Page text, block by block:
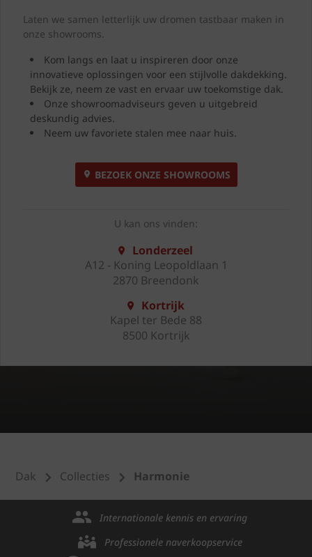
Laten we samen letterlijk uw dromen tastbaar maken in
onze showrooms.
Kom langs en laat u inspireren door onze
innovatieve oplossingen voor een stijlvolle dakdekking.
Bekijk ze, neem ze vast en ervaar uw toekomstige dak.
Onze showroomadviseurs geven u uitgebreid
deskundig advies.
Neem uw favoriete stalen mee naar huis.
BEZOEK ONZE SHOWROOMS
U kan ons vinden:
Londerzeel
A12 - Koning Leopoldlaan 1
2870 Breendonk
Kortrijk
Kapel ter Bede 88
8500 Kortrijk
Dak Collecties Harmonie
Internationale kennis en ervaring
Professionele naverkoopservice